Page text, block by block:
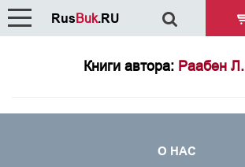
Книги автора: Раабен Л.
О НАС
RusBuk.RU